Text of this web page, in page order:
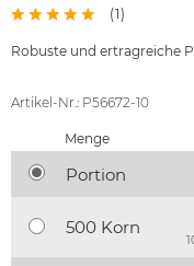
(1)
Robuste und ertragreiche
Artikel-Nr.: P56672-10
Menge
Portion
500 Korn